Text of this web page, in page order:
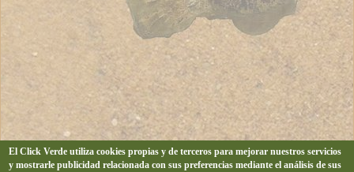
El Click Verde utiliza cookies propias y de terceros para mejorar nuestros servicios
y mostrarle publicidad relacionada con sus preferencias mediante el análisis de sus